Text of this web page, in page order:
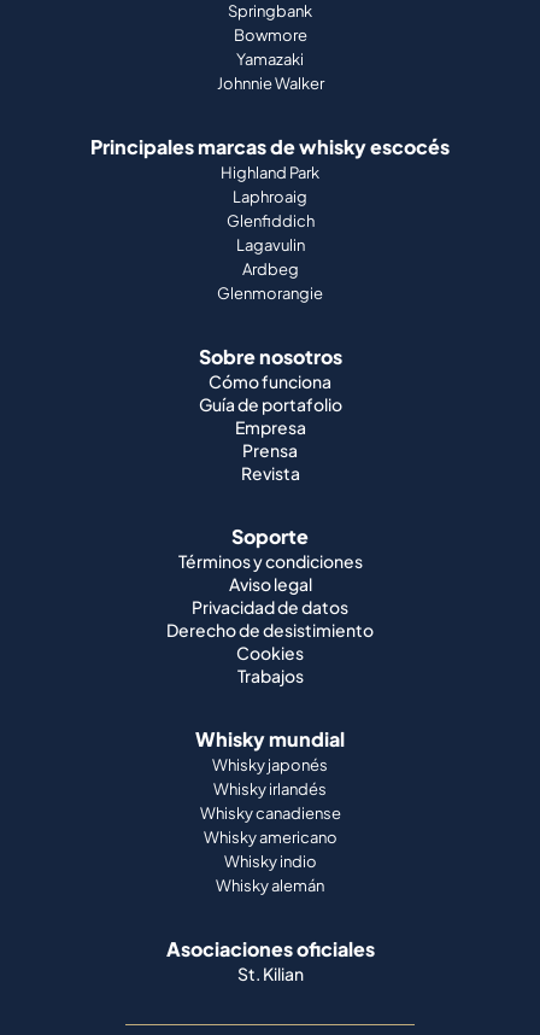
Springbank
Bowmore
Yamazaki
Johnnie Walker
Principales marcas de whisky escocés
Highland Park
Laphroaig
Glenfiddich
Lagavulin
Ardbeg
Glenmorangie
Sobre nosotros
Cómo funciona
Guía de portafolio
Empresa
Prensa
Revista
Soporte
Términos y condiciones
Aviso legal
Privacidad de datos
Derecho de desistimiento
Cookies
Trabajos
Whisky mundial
Whisky japonés
Whisky irlandés
Whisky canadiense
Whisky americano
Whisky indio
Whisky alemán
Asociaciones oficiales
St. Kilian